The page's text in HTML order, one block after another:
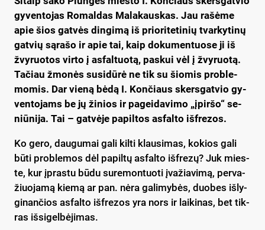
gy­ven­to­jas Ro­mal­das Ma­la­kaus­kas. Jau ra­šė­me
apie šios gat­vės din­gi­mą iš prio­ri­te­ti­nių tvar­ky­ti­nų
gat­vių są­ra­šo ir apie tai, kaip do­ku­men­tuo­se ji iš
žvy­ruo­tos vir­to į as­fal­tuo­tą, pa­skui vėl į žvy­ruo­tą.
Ta­čiau žmo­nės su­si­dū­rė ne tik su šio­mis pro­ble­
mo­mis. Dar vie­ną bė­dą I. Kon­čiaus skers­gat­vio gy­
ven­to­jams be jų ži­nios ir pa­gei­da­vi­mo „įpir­šo“ se­
niū­ni­ja. Tai – gat­vė­je pa­pil­tos as­fal­to iš­fre­zos.
Ko ge­ro, dau­gu­mai ga­li kil­ti klau­si­mas, ko­kios ga­li
bū­ti pro­ble­mos dėl pa­pil­tų as­fal­to iš­fre­zų? Juk mies­
te, kur įpras­tu bū­du su­re­mon­tuo­ti įva­žia­vi­mą, per­va­
žiuo­ja­mą kie­mą ar pan. nė­ra ga­li­my­bės, duo­bes iš­ly­
gi­nan­čios as­fal­to iš­fre­zos yra nors ir lai­ki­nas, bet tik­
ras iš­si­gel­bė­ji­mas.